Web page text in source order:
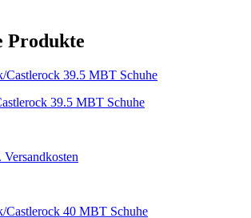
Produkte
39.5 MBT Schuhe
Versandkosten